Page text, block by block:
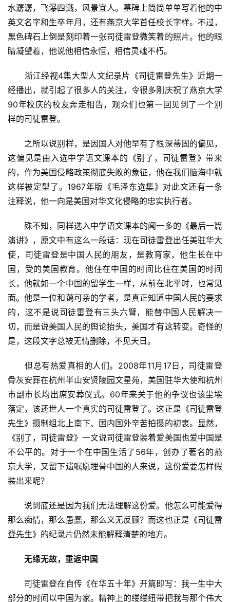
水潺潺，飞瀑四溅，风景宜人。墓碑上简简单单写着他的中
英文名字和生卒年月，还有燕京大学首任校长字样。不过，
黑色碑石上倒是刻印着一张司徒雷登微笑着的照片。他的眼
睛凝望着，他说他相信永恒，相信灵魂不朽。
浙江经视4集大型人文纪录片《司徒雷登先生》近期一
经播出，就引起了很多人的关注，令很多刚庆祝了燕京大学
90年校庆的校友奔走相告，观众们也第一回见到了一个别
样的司徒雷登。
之所以说别样，是因国人对他早有了根深蒂固的偏见，
这偏见是由入选中学语文课本的《别了，司徒雷登》带来
的，作为美国侵略政策彻底失败的象征，他在我们脑海中就
这样被定型了。1967年版《毛泽东选集》对此文还有一条
注释说，他一向是美国对华文化侵略的忠实执行者。
殊不知，同样选入中学语文课本的闻一多的《最后一篇
演讲》，原文中有这么一段话：现在司徒雷登出任美驻华大
使，司徒雷登是中国人民的朋友，是教育家，他生长在中
国，受的美国教育。他住在中国的时间比住在美国的时间
长，他就如一个中国的留学生一样，从前在北平时，也常见
面。他是一位和蔼可亲的学者，是真正知道中国人民的要求
的，这不是说司徒雷登有三头六臂，能替中国人民解决一
切，而是说美国人民的舆论抬头，美国才有这转变。奇怪的
是，这段文字总被无情删除，不见天日。
但总有热爱真相的人们。2008年11月17日，司徒雷登
骨灰安葬在杭州半山安贤陵园文星苑，美国驻华大使和杭州
市副市长均出席安葬仪式。60年来关于他的争议也该尘埃
落定，该还世人一个真实的司徒雷登了。这正是《司徒雷登
先生》摄制组北上南下、国内国外辛苦拍摄的初衷。显然，
《别了，司徒雷登》一文说司徒雷登装着爱美国也爱中国是
不公平的。对于一个在中国生活了56年，创办了著名的燕
京大学，又留下遗嘱愿埋骨中国的人来说，这份爱要怎样假
装出来呢？
说到底还是因为我们无法理解这份爱。他怎么可能爱得
那么痴情，那么愚蠢，那么义无反顾？而这也正是《司徒雷
登先生》的纪录片仍然未能解释清楚的地方。
无缘无故，重返中国
司徒雷登在自传《在华五十年》开篇即写：我一生中大
部分的时间以中国为家。精神上的缕缕纽带把我与那个伟大